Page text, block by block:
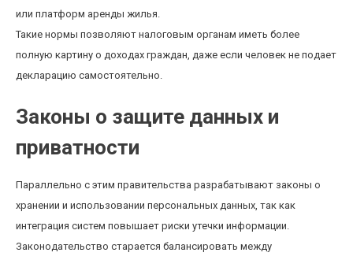
или платформ аренды жилья.
Такие нормы позволяют налоговым органам иметь более
полную картину о доходах граждан, даже если человек не подает
декларацию самостоятельно.
Законы о защите данных и
приватности
Параллельно с этим правительства разрабатывают законы о
хранении и использовании персональных данных, так как
интеграция систем повышает риски утечки информации.
Законодательство старается балансировать между